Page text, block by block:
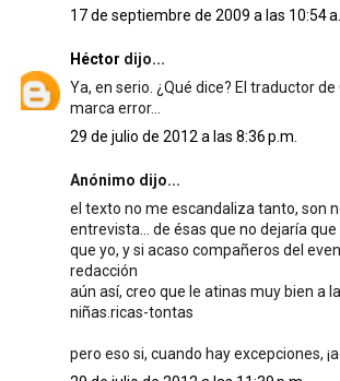
17 de septiembre de 2009 a las 10:54
Héctor dijo...
Ya, en serio. ¿Qué dice? El traductor de
marca error...
29 de julio de 2012 a las 8:36 p.m.
Anónimo dijo...
el texto no me escandaliza tanto, son
entrevista... de ésas que no dejaría
que yo, y si acaso compañeros del
redacción
aún así, creo que le atinas muy bien a
niñas.ricas-tontas
pero eso si, cuando hay excepciones,